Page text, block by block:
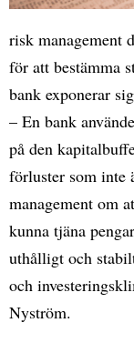
risk management
för att bestämma
bank exponerar
– En bank
på den
förluster som inte
management om
kunna tjäna
uthålligt och
och
Nyström.